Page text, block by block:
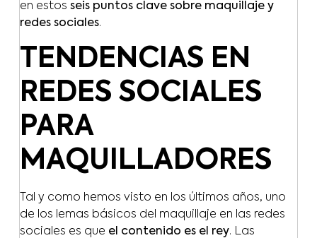
en estos seis puntos clave sobre maquillaje y
redes sociales.
TENDENCIAS EN
REDES SOCIALES
PARA
MAQUILLADORES
Tal y como hemos visto en los últimos años, uno
de los lemas básicos del maquillaje en las redes
sociales es que el contenido es el rey. Las